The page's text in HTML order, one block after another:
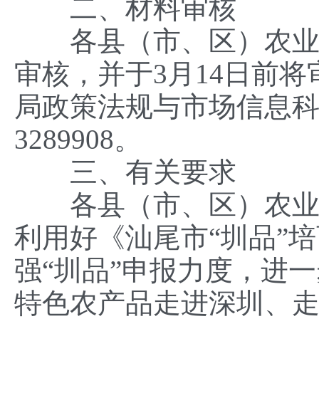
二、材料审核
各县（市、区）农业
审核，并于3月14日前
局政策法规与市场信息
3289908。
三、有关要求
各县（市、区）农业
利用好《汕尾市“圳品”
强“圳品”申报力度，进
特色农产品走进深圳、